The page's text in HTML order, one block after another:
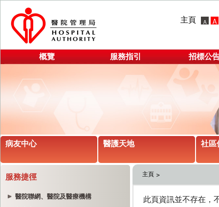
主頁
概覽 服務指引 招標公
病友中心 醫護天地 社區
服務捷徑
醫院聯網、醫院及醫療機構
主頁